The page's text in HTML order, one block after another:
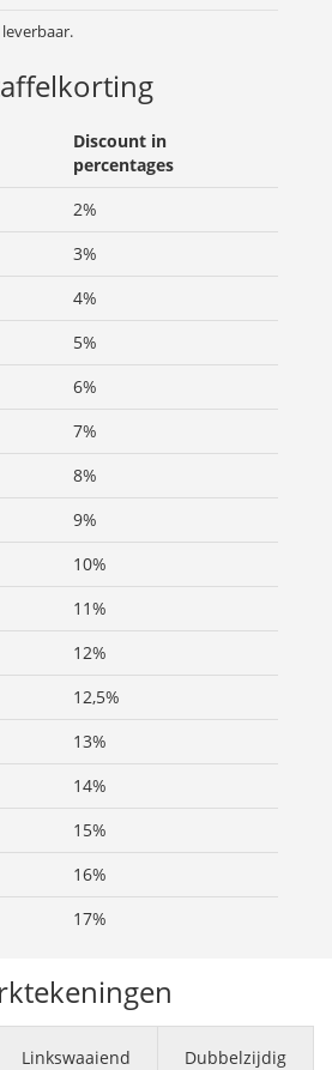
Discount in
percentages
2%
3%
4%
5%
6%
7%
8%
9%
10%
11%
12%
12,5%
13%
14%
15%
16%
17%
Linkswaaiend Dubbelzijdig